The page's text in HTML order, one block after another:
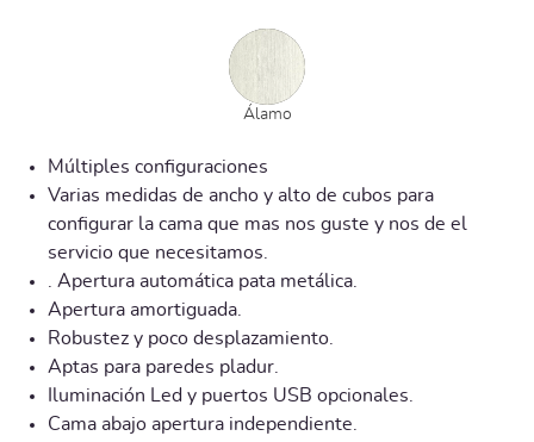
Álamo
Múltiples configuraciones
Varias medidas de ancho y alto de cubos para
configurar la cama que mas nos guste y nos de el
servicio que necesitamos.
. Apertura automática pata metálica.
Apertura amortiguada.
Robustez y poco desplazamiento.
Aptas para paredes pladur.
Iluminación Led y puertos USB opcionales.
Cama abajo apertura independiente.